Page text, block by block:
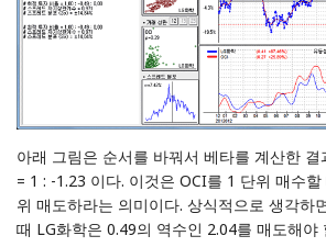
아래 그림은 순서를 바꿔서 베타를 계산한 결
= 1 : -1.23 이다. 이것은 OCI를 1 단위 매수
위 매도하라는 의미이다. 상식적으로 생각하
때 LG화학은 0.49의 역수인 2.04를 매도해야